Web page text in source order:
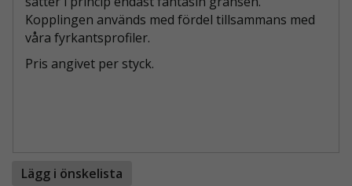
Kopplingen används med fördel tillsammans med
våra fyrkantsprofiler.
Pris angivet per styck.
Lägg i önskelista